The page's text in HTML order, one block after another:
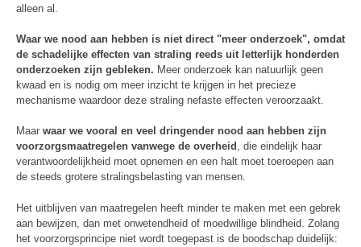
alleen al.
Waar we nood aan hebben is niet direct "meer onderzoek", omdat
de schadelijke effecten van straling reeds uit letterlijk honderden
onderzoeken zijn gebleken. Meer onderzoek kan natuurlijk geen
kwaad en is nodig om meer inzicht te krijgen in het precieze
mechanisme waardoor deze straling nefaste effecten veroorzaakt.
Maar waar we vooral en veel dringender nood aan hebben zijn
voorzorgsmaatregelen vanwege de overheid , die eindelijk haar
verantwoordelijkheid moet opnemen en een halt moet toeroepen aan
de steeds grotere stralingsbelasting van mensen.
Het uitblijven van maatregelen heeft minder te maken met een gebrek
aan bewijzen, dan met onwetendheid of moedwillige blindheid. Zolang
het voorzorgsprincipe niet wordt toegepast is de boodschap duidelijk: